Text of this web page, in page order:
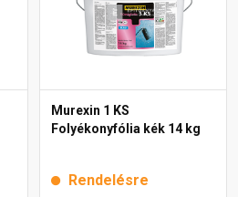
Murexin 1 KS
Folyékonyfólia kék 14 kg
Rendelésre